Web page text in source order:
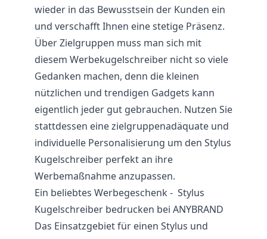
wieder in das Bewusstsein der Kunden ein
und verschafft Ihnen eine stetige Präsenz.
Über Zielgruppen muss man sich mit
diesem Werbekugelschreiber nicht so viele
Gedanken machen, denn die kleinen
nützlichen und trendigen Gadgets kann
eigentlich jeder gut gebrauchen. Nutzen Sie
stattdessen eine zielgruppenadäquate und
individuelle Personalisierung um den Stylus
Kugelschreiber perfekt an ihre
Werbemaßnahme anzupassen.
Ein beliebtes Werbegeschenk - Stylus
Kugelschreiber bedrucken bei ANYBRAND
Das Einsatzgebiet für einen Stylus und